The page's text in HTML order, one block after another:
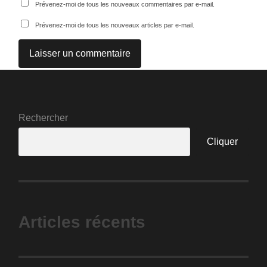
Prévenez-moi de tous les nouveaux commentaires par e-mail.
Prévenez-moi de tous les nouveaux articles par e-mail.
Rechercher
Cliquer
Articles récents